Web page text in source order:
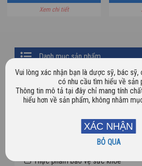
Primary
Sidebar
Danh mục sản phẩm
Chưa phân loại
Dược mỹ phẩm
Thực phẩm bảo vệ sức khỏe
VÒI XỊT
Xem chi tiết
Vui lòng xác nhận bạn là dược sỹ, bác sỹ,
có nhu cầu tìm hiểu về sản
Thông tin mô tả tại đây chỉ mang tính
hiểu hơn về sản phẩm, không nhằm
BỎ QUA
XÁC NHẬN